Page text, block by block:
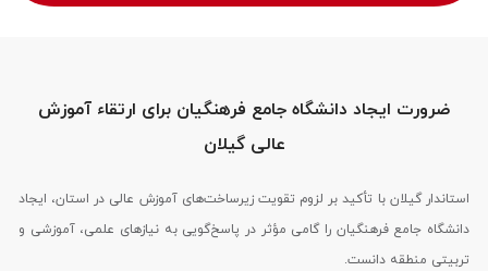
ضرورت ایجاد دانشگاه جامع فرهنگیان برای ارتقاء آموزش
عالی گیلان
استاندار گیلان با تأکید بر لزوم تقویت زیرساخت‌های آموزش عالی در استان، ایجاد
دانشگاه جامع فرهنگیان را گامی مؤثر در پاسخ‌گویی به نیازهای علمی، آموزشی و
تربیتی منطقه دانست.